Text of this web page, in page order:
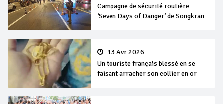
Campagne de sécurité routière
‘Seven Days of Danger’ de Songkran
13 Avr 2026
Un touriste français blessé en se
faisant arracher son collier en or